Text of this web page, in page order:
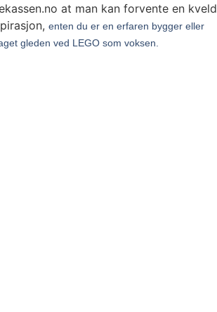
at man kan forvente en kveld
enten du er en erfaren bygger eller
gleden ved LEGO som voksen.